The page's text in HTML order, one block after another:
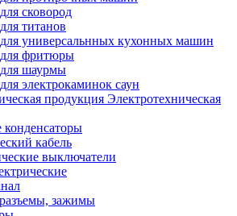
сковород
титанов
универсальнных кухонных машин
для фритюры
шаурмы
электрокаминок саун
Электротехническая
кабель
выключатели
зажимы